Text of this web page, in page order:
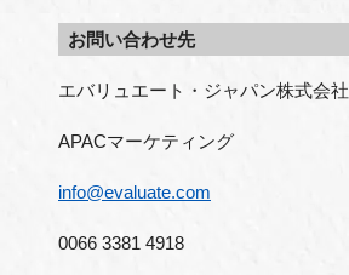
お問い合わせ先
エバリュエート・ジャパン株式会社
APACマーケティング
info@evaluate.com
0066 3381 4918